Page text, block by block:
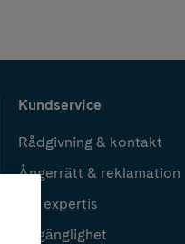
Kundservice
Rådgivning & kontakt
Ångerrätt & reklamation
Vår expertis
Tillgänglighet